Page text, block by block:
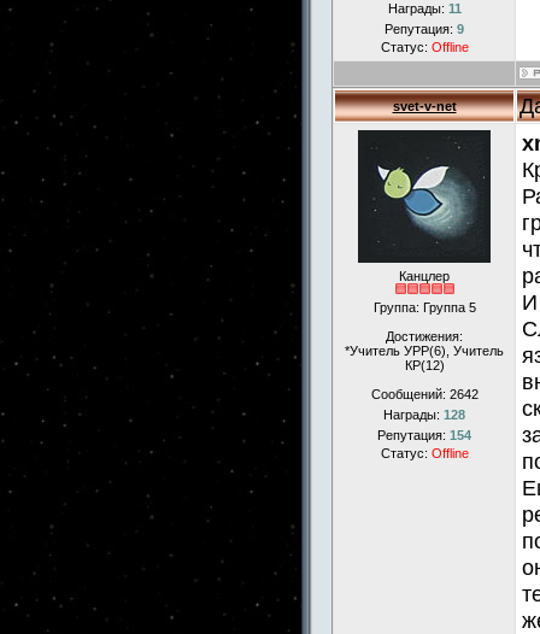
Награды: 11
Репутация: 9
Статус: Offline
svet-v-net
Канцлер
Группа: Группа 5
Достижения:
*Учитель УРР(6), Учитель
КР(12)
Сообщений: 2642
Награды: 128
Репутация: 154
Статус: Offline